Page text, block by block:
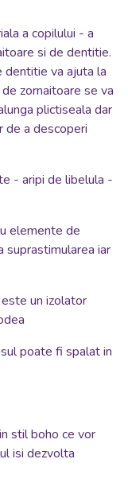
a copilului - a
si de dentitie.
dentitie va ajuta la
zornaitoare se va
plictiseala dar
de a descoperi
- aripi de libelula -
elemente de
suprastimularea iar
un izolator
poate fi spalat in
stil boho ce vor
isi dezvolta